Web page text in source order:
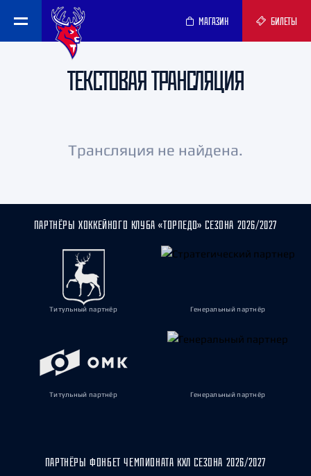
МАГАЗИН БИЛЕТЫ
ТЕКСТОВАЯ ТРАНСЛЯЦИЯ
Трансляция не найдена.
ПАРТНЁРЫ ХОККЕЙНОГО КЛУБА «ТОРПЕДО» СЕЗОНА 2026/2027
Титульный партнёр Генеральный партнёр
Титульный партнёр Генеральный партнёр
ПАРТНЁРЫ ФОНБЕТ ЧЕМПИОНАТА КХЛ СЕЗОНА 2026/2027